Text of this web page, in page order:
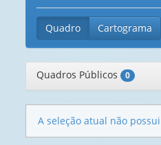
Quadro Cartograma
Quadros Públicos 0
A seleção atual não